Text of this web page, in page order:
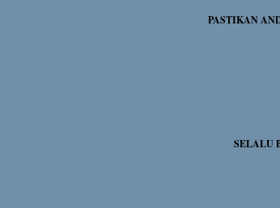
PASTIKAN
SELALU